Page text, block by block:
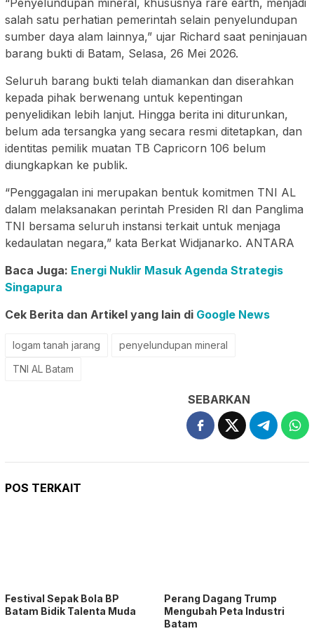
“Penyelundupan mineral, khususnya rare earth, menjadi
salah satu perhatian pemerintah selain penyelundupan
sumber daya alam lainnya,” ujar Richard saat peninjauan
barang bukti di Batam, Selasa, 26 Mei 2026.
Seluruh barang bukti telah diamankan dan diserahkan
kepada pihak berwenang untuk kepentingan
penyelidikan lebih lanjut. Hingga berita ini diturunkan,
belum ada tersangka yang secara resmi ditetapkan, dan
identitas pemilik muatan TB Capricorn 106 belum
diungkapkan ke publik.
“Penggagalan ini merupakan bentuk komitmen TNI AL
dalam melaksanakan perintah Presiden RI dan Panglima
TNI bersama seluruh instansi terkait untuk menjaga
kedaulatan negara,” kata Berkat Widjanarko. ANTARA
Baca Juga: Energi Nuklir Masuk Agenda Strategis
Singapura
Cek Berita dan Artikel yang lain di Google News
logam tanah jarang
penyelundupan mineral
TNI AL Batam
SEBARKAN
POS TERKAIT
Festival Sepak Bola BP
Batam Bidik Talenta Muda
Perang Dagang Trump
Mengubah Peta Industri
Batam